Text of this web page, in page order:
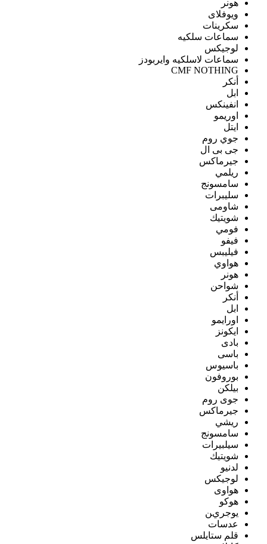
هونر
ويوفلاى
سكرينات
سماعات سلكيه
لوجيكس
سماعات لاسلكيه وايربودز
CMF NOTHING
أنكر
ابل
انفينكس
اوريمو
ايتل
جوي روم
جى بى ال
جيرماكس
ريلمي
سامسونج
سليبرات
شاومى
شويتيك
فومي
فيفو
فيليبس
هواوي
هونر
شواحن
أنكر
ابل
اورايمو
ايكونز
بادى
باسى
باسيوس
بوروفون
بيلكن
جوى روم
جيرماكس
ريشي
سامسونج
سيلبيرات
شويتيك
لدنيو
لوجيكس
هواوى
هوكو
يوجرين
عدسات
قلم ستايلس